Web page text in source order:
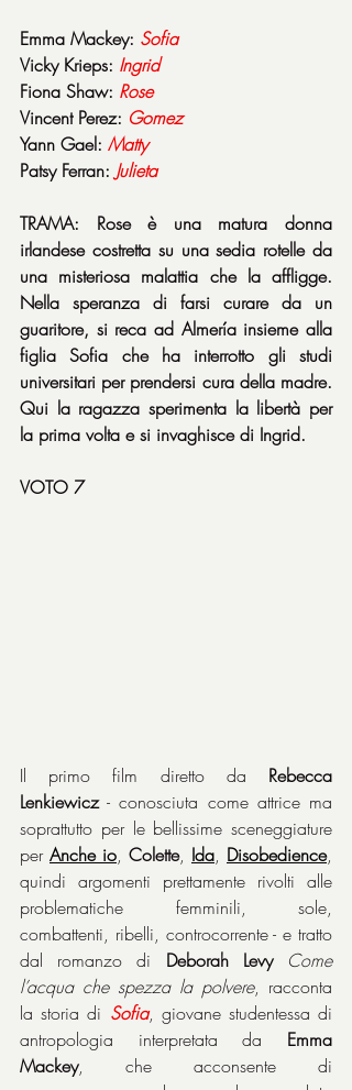
Emma Mackey: Sofia
Vicky Krieps: Ingrid
Fiona Shaw: Rose
Vincent Perez: Gomez
Yann Gael: Matty
Patsy Ferran: Julieta
TRAMA: Rose è una matura donna
irlandese costretta su una sedia rotelle da
una misteriosa malattia che la affligge.
Nella speranza di farsi curare da un
guaritore, si reca ad Almería insieme alla
figlia Sofia che ha interrotto gli studi
universitari per prendersi cura della madre.
Qui la ragazza sperimenta la libertà per
la prima volta e si invaghisce di Ingrid.
VOTO 7
Il primo film diretto da Rebecca
Lenkiewicz - conosciuta come attrice ma
soprattutto per le bellissime sceneggiature
per Anche io, Colette, Ida, Disobedience,
quindi argomenti prettamente rivolti alle
problematiche femminili, sole,
combattenti, ribelli, controcorrente - e tratto
dal romanzo di Deborah Levy
Come
l’acqua che spezza la polvere, racconta
la storia di Sofia, giovane studentessa di
antropologia interpretata da Emma
Mackey, che acconsente di